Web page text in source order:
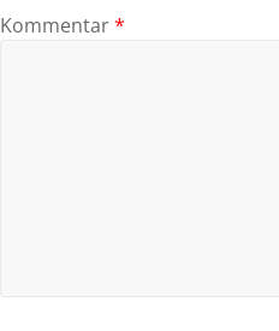
Kommentar*